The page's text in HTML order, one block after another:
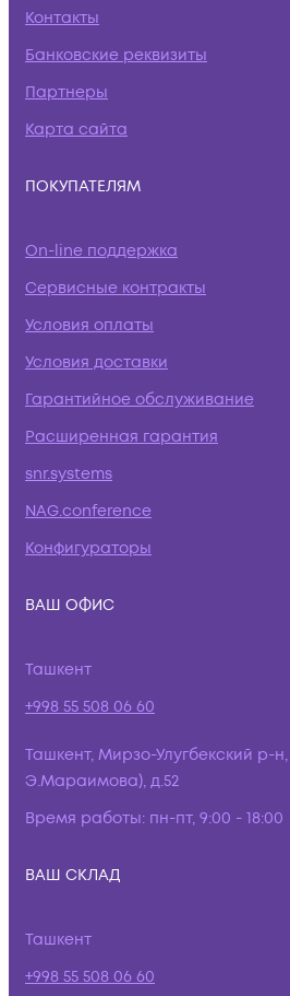
Контакты
Банковские реквизиты
Партнеры
Карта сайта
ПОКУПАТЕЛЯМ
On-line поддержка
Сервисные контракты
Условия оплаты
Условия доставки
Гарантийное обслуживание
Расширенная гарантия
snr.systems
NAG.conference
Конфигураторы
ВАШ ОФИС
Ташкент
+998 55 508 06 60
Ташкент, Мирзо-Улугбекский р-
Э.Мараимова), д.52
Время работы: пн-пт, 9:00 - 18:00
ВАШ СКЛАД
Ташкент
+998 55 508 06 60